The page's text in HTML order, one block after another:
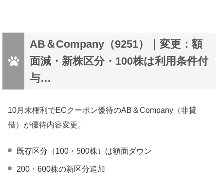
AB＆Company（9251）｜変更：額
面減・新株区分・100株は利用条件付
与…
10月末権利でECクーポン優待のAB＆Company（非貸
借）が優待内容変更。
既存区分（100・500株）は額面ダウン
200・600株の新区分追加